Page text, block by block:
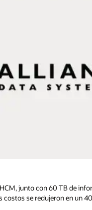
junto con 60 TB de
costos se redujeron en un